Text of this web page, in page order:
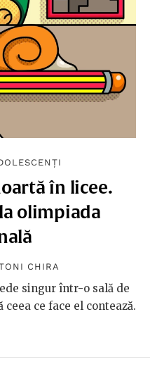
în licee.
olimpiada
CHIRA
singur într-o sală de
ceea ce face el contează.